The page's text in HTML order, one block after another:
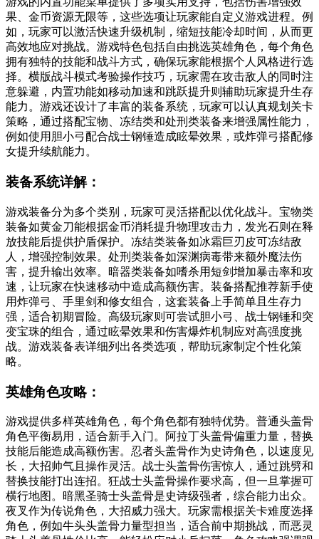
果、金币资源无限等，这些选项让玩家能自定义游戏进程。例
如，玩家可以激活快速升级机制，缩短技能冷却时间，从而更
高效地应对挑战。游戏特色包括自由挑选英雄角色，每个角色
拥有独特的技能和战斗方式，确保玩家能根据个人风格进行选
择。横版战斗模式考验操作技巧，玩家需在攻击敌人的同时注
意躲避，内置功能如移动加速和跳跃提升则辅助玩家提升生存
能力。游戏还设计了丰富的装备系统，玩家可以认真规划关卡
策略，通过搭配宝物、冻结类和处刑类装备来增强属性能力，
例如使用胆小弓配合战士钢锤造成眩晕效果，或炸弹弓搭配修
女提升续航能力。
装备系统详解：
游戏装备分为多个类别，玩家可灵活搭配以优化战斗。宝物类
装备如黄金刀能根据金币消耗提升物理攻击力，发光石则在释
放技能后提供护盾保护。冻结类装备如冰霜巨刃皮可冻结敌
人，增强控制效果。处刑类装备如深渊病毒带来额外魔法伤
害，提升输出效率。暗器类装备如嗜杀用短剑增加暴击率和攻
速，让玩家在快速移动中造成高额伤害。装备搭配推荐新手使
用炸弹弓、手里剑和修女组合，这套装备上手简单且生存力
强，适合初期冒险。高级玩家则可尝试胆小弓、战士钢锤和突
变宝珠的组合，通过眩晕效果和伤害爆炸机制应对高强度挑
战。游戏装备表详细列出各类选项，帮助玩家制定个性化策
略。
英雄角色攻略：
游戏提供多样英雄角色，每个角色都有独特优势。普通头盖骨
角色平衡易用，适合新手入门。阿拉丁头盖骨偏重力量，替换
技能后能造成高额伤害。忍者头盖骨作为史诗角色，以速度见
长，大招帅气且操作灵活。战士头盖骨伤害惊人，通过跳劈和
替换技能打出连招。狂战士头盖骨操作要求高，但一旦掌握可
横行地图。暗黑圣骑士头盖骨是史诗级强者，综合能力出众。
夜叉作为传说角色，大招威力强大。玩家需根据关卡难度选择
角色，例如牛头头盖骨力量型担当，适合前中期挑战，而恶灵